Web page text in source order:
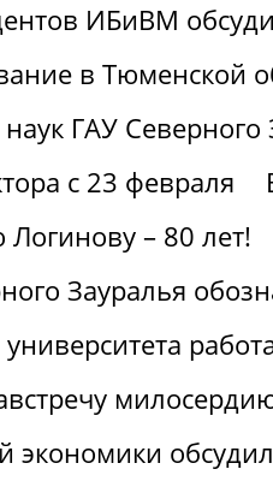
ИБиВМ
в Тюменской
ГАУ
с 23 февраля
– 80 лет!
Зауралья